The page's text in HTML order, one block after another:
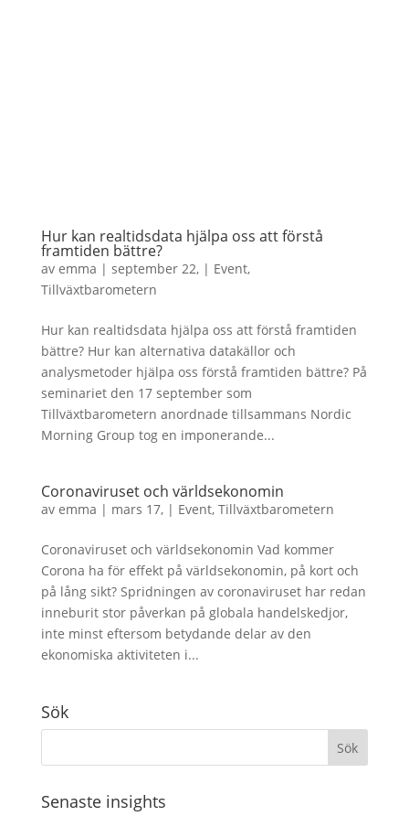
Hur kan realtidsdata hjälpa oss att förstå
framtiden bättre?
av emma | september 22,| Event,
Tillväxtbarometern
Hur kan realtidsdata hjälpa oss att förstå framtiden
bättre? Hur kan alternativa datakällor och
analysmetoder hjälpa oss förstå framtiden bättre? På
seminariet den 17 september som
Tillväxtbarometern anordnade tillsammans Nordic
Morning Group tog en imponerande...
Coronaviruset och världsekonomin
av emma | mars 17,| Event, Tillväxtbarometern
Coronaviruset och världsekonomin Vad kommer
Corona ha för effekt på världsekonomin, på kort och
på lång sikt? Spridningen av coronaviruset har redan
inneburit stor påverkan på globala handelskedjor,
inte minst eftersom betydande delar av den
ekonomiska aktiviteten i...
Sök
Senaste insights